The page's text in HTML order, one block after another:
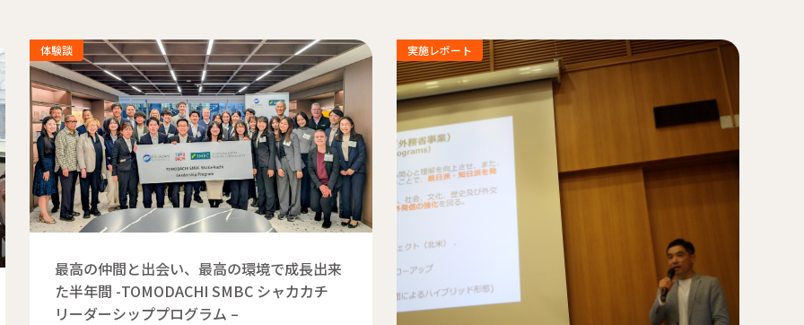
最高の仲間と出会い、最高の環境で成長出来
た半年間 -TOMODACHI SMBC シャカカチ
リーダーシッププログラム –
体験談 実施レポート